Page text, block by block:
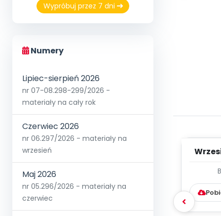
Wypróbuj przez 7 dni
Numery
Lipiec-sierpień 2026
nr 07-08.298-299/2026 -
materiały na cały rok
Czerwiec 2026
nr 06.297/2026 - materiały na
wrzesień
Maj 2026
nr 05.296/2026 - materiały na
czerwiec